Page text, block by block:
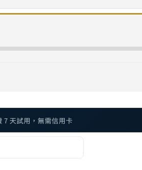
到模型管理的核心配置
重啟修復與常見錯誤速查
7 天試用，無需信用卡